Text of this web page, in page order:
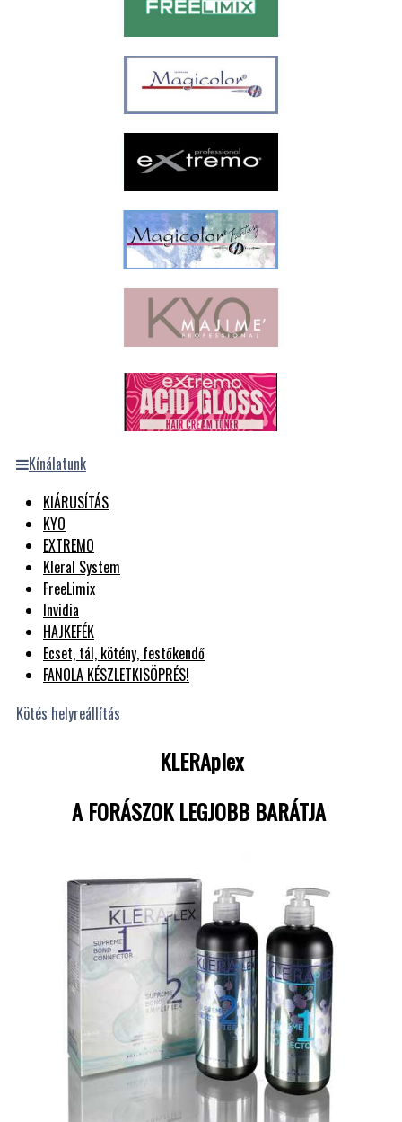
Kínálatunk
KIÁRUSÍTÁS
KYO
EXTREMO
Kleral System
FreeLimix
Invidia
HAJKEFÉK
Ecset, tál, kötény, festőkendő
FANOLA KÉSZLETKISÖPRÉS!
Kötés helyreállítás
KLERAplex
A FORÁSZOK LEGJOBB BARÁTJA